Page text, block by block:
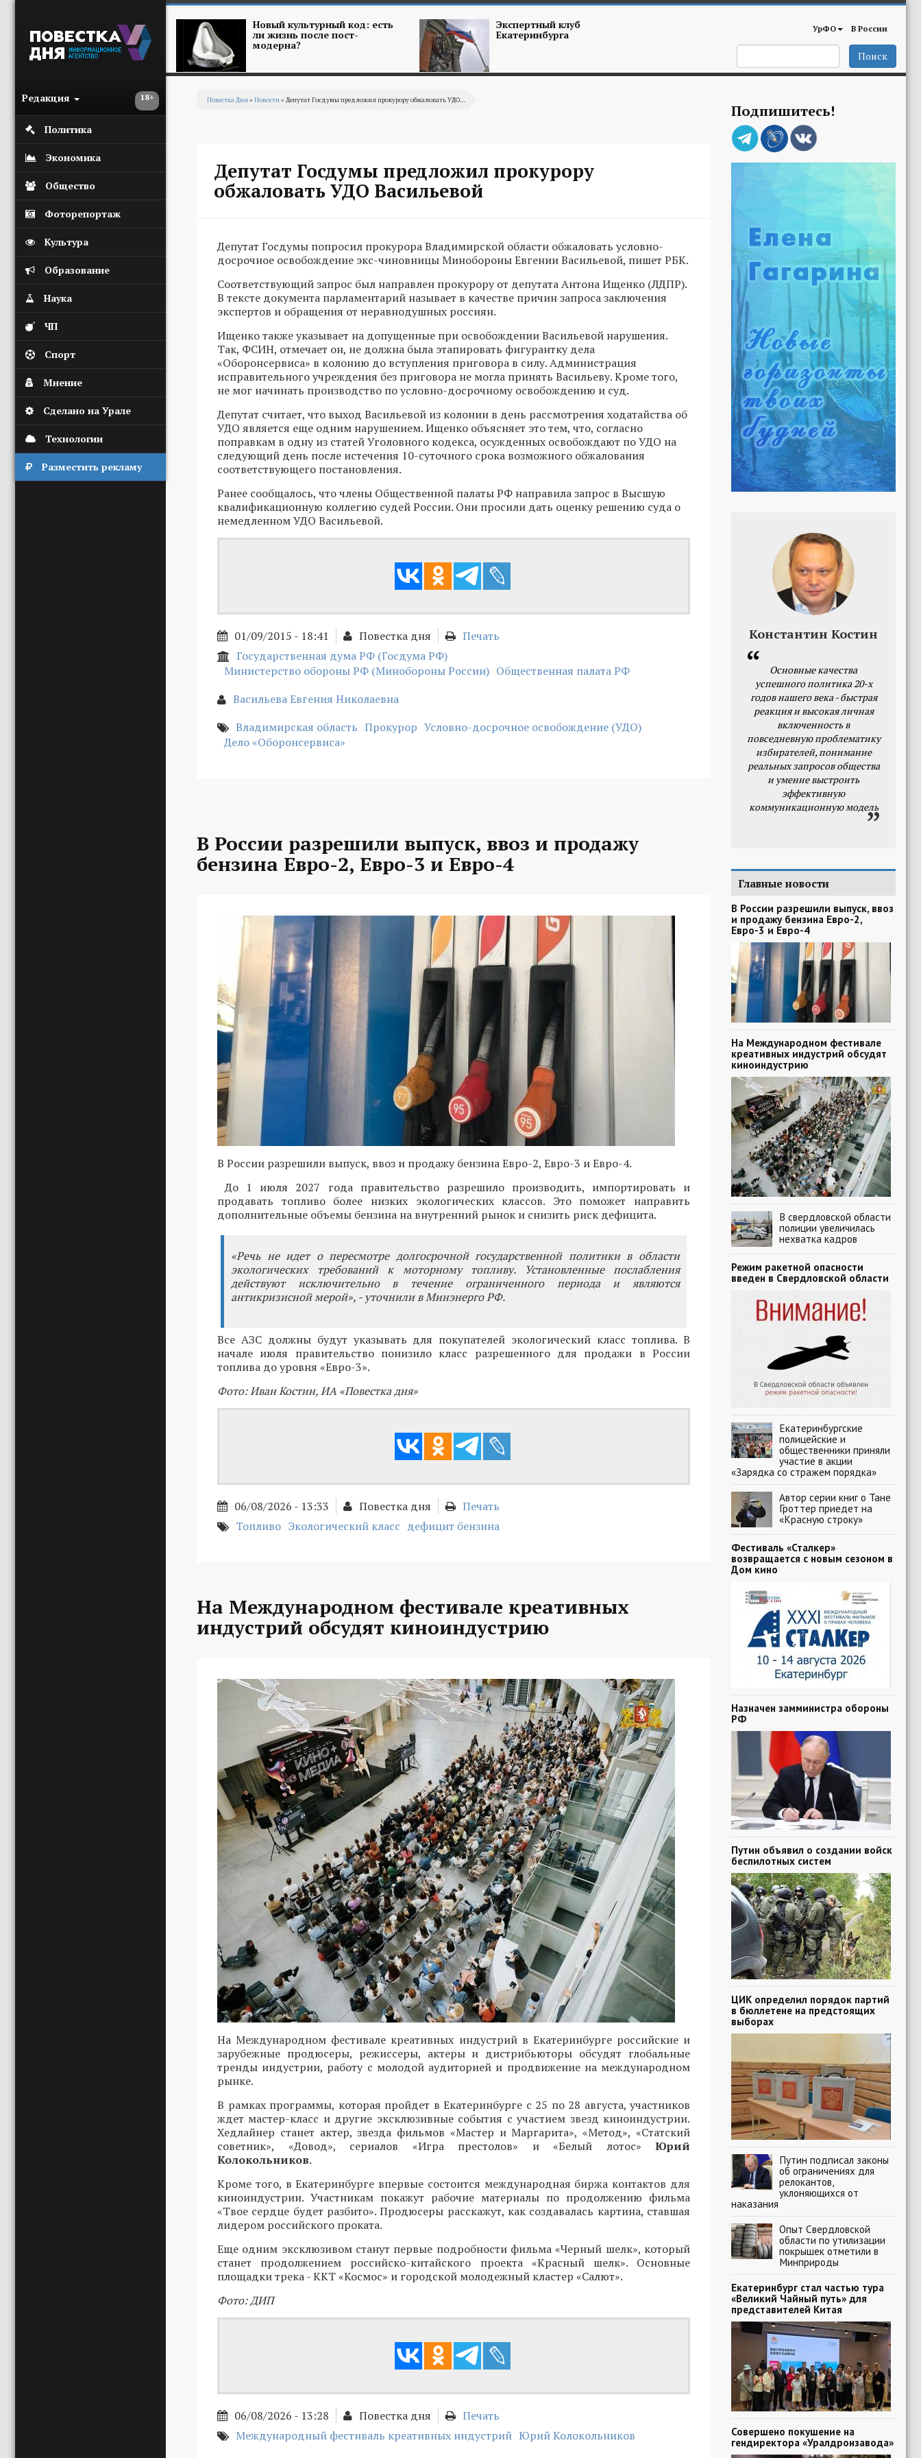
18+
Редакция
Политика
Экономика
Общество
Фоторепортаж
Культура
Образование
Наука
ЧП
Спорт
Мнение
Сделано на Урале
Технологии
Разместить рекламу
Новый культурный код: есть
ли жизнь после пост-
модерна?
Экспертный клуб
Екатеринбурга УрФО В России
Поиск
Повестка Дня» Новости» Депутат Госдумы предложил прокурору обжаловать УДО...
Депутат Госдумы предложил прокурору
обжаловать УДО Васильевой
Депутат Госдумы попросил прокурора Владимирской области обжаловать условно-
досрочное освобождение экс-чиновницы Минобороны Евгении Васильевой, пишет РБК.
Соответствующий запрос был направлен прокурору от депутата Антона Ищенко (ЛДПР).
В тексте документа парламентарий называет в качестве причин запроса заключения
экспертов и обращения от неравнодушных россиян.
Ищенко также указывает на допущенные при освобождении Васильевой нарушения.
Так, ФСИН, отмечает он, не должна была этапировать фигурантку дела
«Оборонсервиса» в колонию до вступления приговора в силу. Администрация
исправительного учреждения без приговора не могла принять Васильеву. Кроме того,
не мог начинать производство по условно-досрочному освобождению и суд.
Депутат считает, что выход Васильевой из колонии в день рассмотрения ходатайства об
УДО является еще одним нарушением. Ищенко объясняет это тем, что, согласно
поправкам в одну из статей Уголовного кодекса, осужденных освобождают по УДО на
следующий день после истечения 10-суточного срока возможного обжалования
соответствующего постановления.
Ранее сообщалось, что члены Общественной палаты РФ направила запрос в Высшую
квалификационную коллегию судей России. Они просили дать оценку решению суда о
немедленном УДО Васильевой.
01/09/2015 - 18:41 Повестка дня
Печать
Государственная дума РФ (Госдума РФ)
Министерство обороны РФ (Минобороны России) Общественная палата РФ
Васильева Евгения Николаевна
Владимирская область Прокурор Условно-досрочное освобождение (УДО)
Дело «Оборонсервиса»
В России разрешили выпуск, ввоз и продажу
бензина Евро-2, Евро-3 и Евро-4
В России разрешили выпуск, ввоз и продажу бензина Евро-2, Евро-3 и Евро-4.
До 1 июля 2027 года правительство разрешило производить, импортировать и
продавать топливо более низких экологических классов. Это поможет направить
дополнительные объемы бензина на внутренний рынок и снизить риск дефицита.
«Речь не идет о пересмотре долгосрочной государственной политики в области
экологических требований к моторному топливу. Установленные послабления
действуют исключительно в течение ограниченного периода и являются
антикризисной мерой», - уточнили в Минэнерго РФ.
Все АЗС должны будут указывать для покупателей экологический класс топлива. В
начале июля правительство понизило класс разрешенного для продажи в России
топлива до уровня «Евро-3».
Фото: Иван Костин, ИА «Повестка дня»
06/08/2026 - 13:33 Повестка дня
Печать
Топливо Экологический класс дефицит бензина
На Международном фестивале креативных
индустрий обсудят киноиндустрию
На Международном фестивале креативных индустрий в Екатеринбурге российские и
зарубежные продюсеры, режиссеры, актеры и дистрибьюторы обсудят глобальные
тренды индустрии, работу с молодой аудиторией и продвижение на международном
рынке.
В рамках программы, которая пройдет в Екатеринбурге с 25 по 28 августа, участников
ждет мастер-класс и другие эксклюзивные события с участием звезд киноиндустрии.
Хедлайнер станет актер, звезда фильмов «Мастер и Маргарита», «Метод», «Статский
советник», «Довод», сериалов «Игра престолов» и «Белый лотос» Юрий
Колокольников.
Кроме того, в Екатеринбурге впервые состоится международная биржа контактов для
киноиндустрии. Участникам покажут рабочие материалы по продолжению фильма
«Твое сердце будет разбито». Продюсеры расскажут, как создавалась картина, ставшая
лидером российского проката.
Еще одним эксклюзивом станут первые подробности фильма «Черный шелк», который
станет продолжением российско-китайского проекта «Красный шелк». Основные
площадки трека - ККТ «Космос» и городской молодежный кластер «Салют».
Фото: ДИП
06/08/2026 - 13:28 Повестка дня
Печать
Международный фестиваль креативных индустрий Юрий Колокольников
Подпишитесь!
Константин Костин
Основные качества
успешного политика 20-х
годов нашего века - быстрая
реакция и высокая личная
включенность в
повседневную проблематику
избирателей, понимание
реальных запросов общества
и умение выстроить
эффективную
коммуникационную модель
Главные новости
В России разрешили выпуск, ввоз
и продажу бензина Евро-2,
Евро-3 и Евро-4
На Международном фестивале
креативных индустрий обсудят
киноиндустрию
В свердловской области
полиции увеличилась
нехватка кадров
Режим ракетной опасности
введен в Свердловской области
Екатеринбургские
полицейские и
общественники приняли
участие в акции
«Зарядка со стражем порядка»
Автор серии книг о Тане
Гроттер приедет на
«Красную строку»
Фестиваль «Сталкер»
возвращается с новым сезоном в
Дом кино
Назначен замминистра обороны
РФ
Путин объявил о создании войск
беспилотных систем
ЦИК определил порядок партий
в бюллетене на предстоящих
выборах
Путин подписал законы
об ограничениях для
релокантов,
уклоняющихся от
наказания
Опыт Свердловской
области по утилизации
покрышек отметили в
Минприроды
Екатеринбург стал частью тура
«Великий Чайный путь» для
представителей Китая
Совершено покушение на
гендиректора «Уралдронзавода»